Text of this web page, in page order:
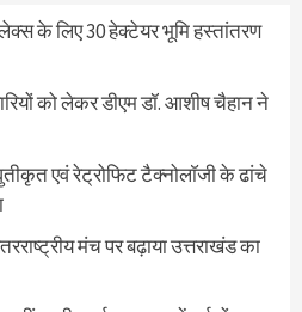
के लिए 30 हेक्टेयर भूमि हस्तांतरण
को लेकर डीएम डॉ. आशीष चैहान ने
एवं रेट्रोफिट टैक्नोलाॅजी के ढांचे
मंच पर बढ़ाया उत्तराखंड का